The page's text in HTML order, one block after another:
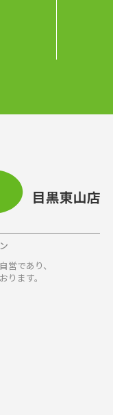
営であり、
ります。